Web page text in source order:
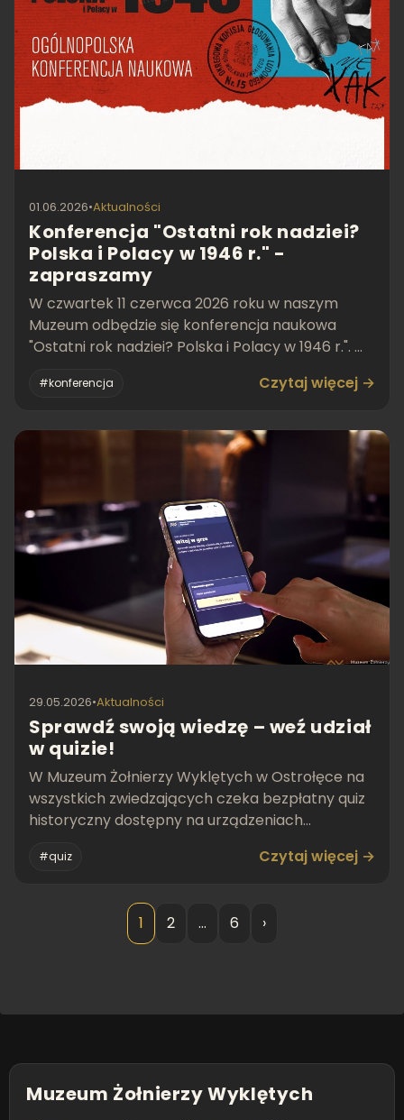
01.06.2026•Aktualności
Konferencja "Ostatni rok nadziei?
Polska i Polacy w 1946 r." -
zapraszamy
W czwartek 11 czerwca 2026 roku w naszym
Muzeum odbędzie się konferencja naukowa
"Ostatni rok nadziei? Polska i Polacy w 1946 r.". W
#konferencja Czytaj więcej →
29.05.2026•Aktualności
Sprawdź swoją wiedzę – weź udział
w quizie!
W Muzeum Żołnierzy Wyklętych w Ostrołęce na
wszystkich zwiedzających czeka bezpłatny quiz
historyczny dostępny na urządzeniach
#quiz Czytaj więcej →
1 2 … 6 ›
Muzeum Żołnierzy Wyklętych